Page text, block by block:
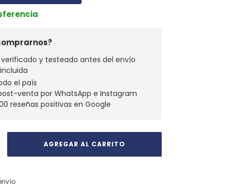
verificado y testeado antes del envío
el país
venta por WhatsApp e Instagram
reseñas positivas en Google